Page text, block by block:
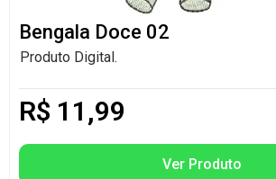
Bengala Doce 02
Produto Digital.
R$ 11,99
Ver Produto